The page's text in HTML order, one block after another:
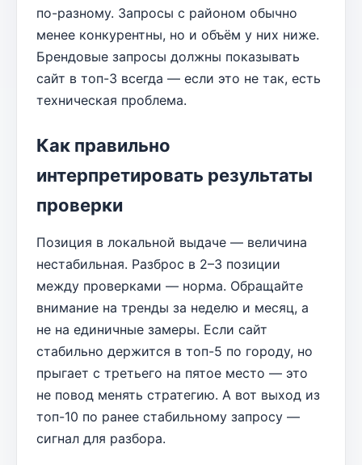
по-разному. Запросы с районом обычно
менее конкурентны, но и объём у них ниже.
Брендовые запросы должны показывать
сайт в топ-3 всегда — если это не так, есть
техническая проблема.
Как правильно
интерпретировать результаты
проверки
Позиция в локальной выдаче — величина
нестабильная. Разброс в 2–3 позиции
между проверками — норма. Обращайте
внимание на тренды за неделю и месяц, а
не на единичные замеры. Если сайт
стабильно держится в топ-5 по городу, но
прыгает с третьего на пятое место — это
не повод менять стратегию. А вот выход из
топ-10 по ранее стабильному запросу —
сигнал для разбора.